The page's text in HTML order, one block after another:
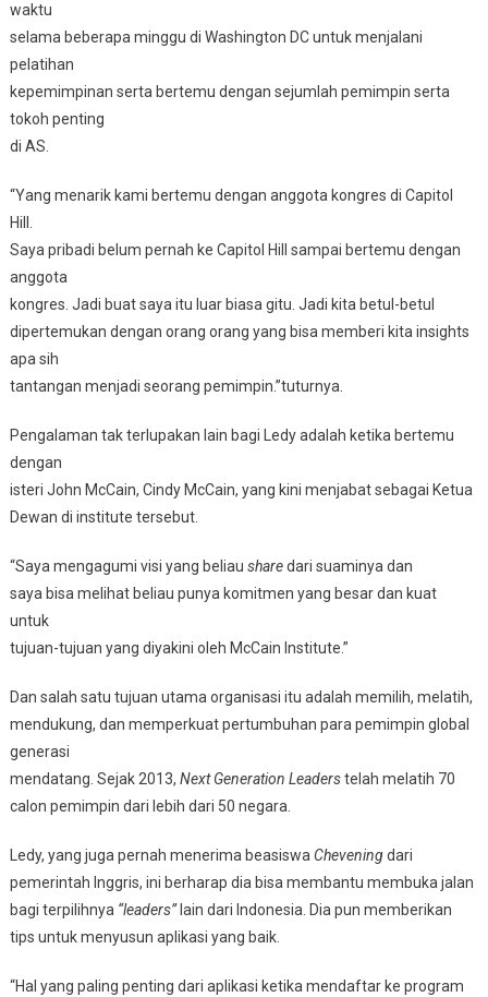
waktu
selama beberapa minggu di Washington DC untuk menjalani
pelatihan
kepemimpinan serta bertemu dengan sejumlah pemimpin serta
tokoh penting
di AS.
“Yang menarik kami bertemu dengan anggota kongres di Capitol
Hill.
Saya pribadi belum pernah ke Capitol Hill sampai bertemu dengan
anggota
kongres. Jadi buat saya itu luar biasa gitu. Jadi kita betul-betul
dipertemukan dengan orang orang yang bisa memberi kita insights
apa sih
tantangan menjadi seorang pemimpin.”tuturnya.
Pengalaman tak terlupakan lain bagi Ledy adalah ketika bertemu
dengan
isteri John McCain, Cindy McCain, yang kini menjabat sebagai Ketua
Dewan di institute tersebut.
“Saya mengagumi visi yang beliau sharedari suaminya dan
saya bisa melihat beliau punya komitmen yang besar dan kuat
untuk
tujuan-tujuan yang diyakini oleh McCain Institute.”
Dan salah satu tujuan utama organisasi itu adalah memilih, melatih,
mendukung, dan memperkuat pertumbuhan para pemimpin global
generasi
mendatang. Sejak 2013, Next Generation Leaderstelah melatih 70
calon pemimpin dari lebih dari 50 negara.
Ledy, yang juga pernah menerima beasiswa Cheveningdari
pemerintah Inggris, ini berharap dia bisa membantu membuka jalan
bagi terpilihnya “leaders”lain dari Indonesia. Dia pun memberikan
tips untuk menyusun aplikasi yang baik.
“Hal yang paling penting dari aplikasi ketika mendaftar ke program